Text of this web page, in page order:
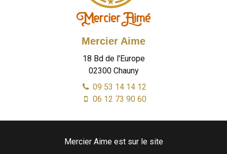
Mercier Aime
18 Bd de l'Europe
02300 Chauny
09 53 14 14 12
06 12 73 90 60
Mercier Aime est sur le site